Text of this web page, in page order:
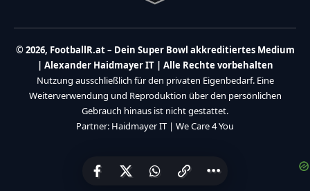
© 2026, FootballR.at – Dein Super Bowl akkreditiertes Medium
| Alexander Haidmayer IT | Alle Rechte vorbehalten
Nutzung ausschließlich für den privaten Eigenbedarf. Eine
Weiterverwendung und Reproduktion über den persönlichen
Gebrauch hinaus ist nicht gestattet.
Partner: Haidmayer IT | We Care 4 You